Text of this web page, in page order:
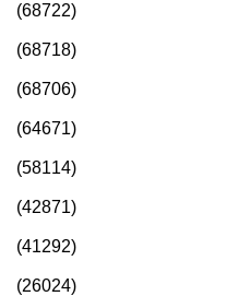
(68722)
(68718)
(68706)
(64671)
(58114)
(42871)
(41292)
(26024)